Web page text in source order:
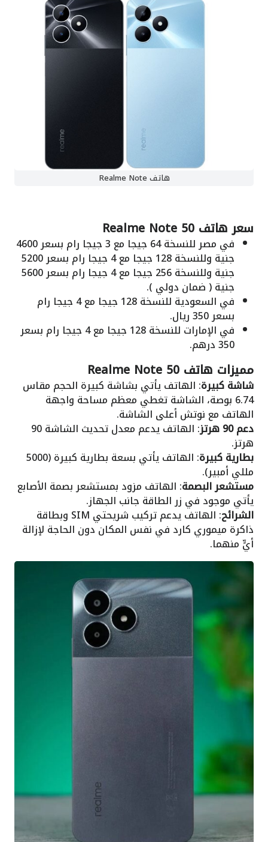
هاتف Realme Note
سعر هاتف Realme Note 50
في مصر للنسخة 64 جيجا مع 3 جيجا رام بسعر 4600
جنية وللنسخة 128 جيجا مع 4 جيجا رام بسعر 5200
جنية وللنسخة 256 جيجا مع 4 جيجا رام بسعر 5600
جنية ( ضمان دولي ).
في السعودية للنسخة 128 جيجا مع 4 جيجا رام
بسعر 350 ريال.
في الإمارات للنسخة 128 جيجا مع 4 جيجا رام بسعر
350 درهم.
مميزات هاتف Realme Note 50
شاشة كبيرة: الهاتف يأتي بشاشة كبيرة الحجم مقاس
6.74 بوصة، الشاشة تغطي معظم مساحة واجهة
الهاتف مع نوتش أعلى الشاشة.
دعم 90 هرتز : الهاتف يدعم معدل تحديث الشاشة 90
هرتز.
بطارية كبيرة : الهاتف يأتي بسعة بطارية كبيرة (5000
مللي أمبير).
مستشعر البصمة: الهاتف مزود بمستشعر بصمة الأصابع
يأتي موجود في زر الطاقة جانب الجهاز.
الشرائح : الهاتف يدعم تركيب شريحتي SIM وبطاقة
ذاكرة ميموري كارد في نفس المكان دون الحاجة لإزالة
أيٍّ منهما.